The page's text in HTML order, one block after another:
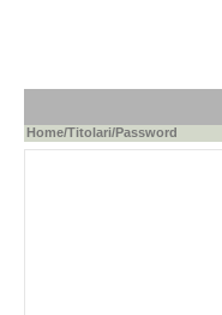
Home/Titolari/Password